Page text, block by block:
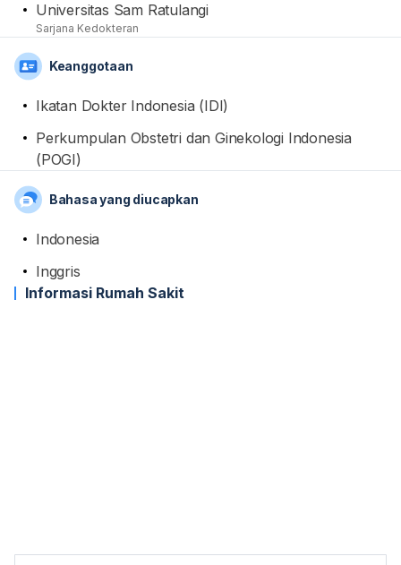
Universitas Sam Ratulangi
Sarjana Kedokteran
Keanggotaan
Ikatan Dokter Indonesia (IDI)
Perkumpulan Obstetri dan Ginekologi Indonesia
(POGI)
Bahasa yang diucapkan
Indonesia
Inggris
Informasi Rumah Sakit